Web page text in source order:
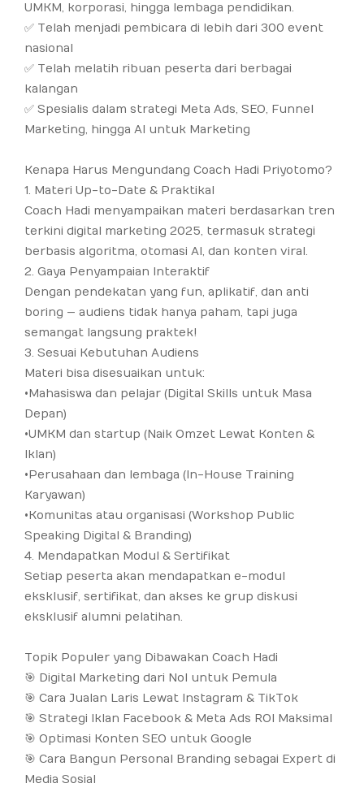
UMKM, korporasi, hingga lembaga pendidikan.
✅ Telah menjadi pembicara di lebih dari 300 event
nasional
✅ Telah melatih ribuan peserta dari berbagai
kalangan
✅ Spesialis dalam strategi Meta Ads, SEO, Funnel
Marketing, hingga AI untuk Marketing
Kenapa Harus Mengundang Coach Hadi Priyotomo?
1. Materi Up-to-Date & Praktikal
Coach Hadi menyampaikan materi berdasarkan tren
terkini digital marketing 2025, termasuk strategi
berbasis algoritma, otomasi AI, dan konten viral.
2. Gaya Penyampaian Interaktif
Dengan pendekatan yang fun, aplikatif, dan anti
boring — audiens tidak hanya paham, tapi juga
semangat langsung praktek!
3. Sesuai Kebutuhan Audiens
Materi bisa disesuaikan untuk:
• Mahasiswa dan pelajar (Digital Skills untuk Masa
Depan)
• UMKM dan startup (Naik Omzet Lewat Konten &
Iklan)
• Perusahaan dan lembaga (In-House Training
Karyawan)
• Komunitas atau organisasi (Workshop Public
Speaking Digital & Branding)
4. Mendapatkan Modul & Sertifikat
Setiap peserta akan mendapatkan e-modul
eksklusif, sertifikat, dan akses ke grup diskusi
eksklusif alumni pelatihan.
Topik Populer yang Dibawakan Coach Hadi
🎯 Digital Marketing dari Nol untuk Pemula
🎯 Cara Jualan Laris Lewat Instagram & TikTok
🎯 Strategi Iklan Facebook & Meta Ads ROI Maksimal
🎯 Optimasi Konten SEO untuk Google
🎯 Cara Bangun Personal Branding sebagai Expert di
Media Sosial